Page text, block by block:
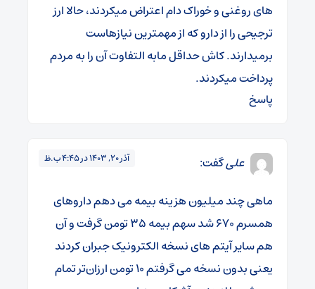
های روغنی و خوراک دام اعتراض میکردند، حالا ارز
ترجیحی را از دارو که از مهمترین نیازهاست
برمیدارند. کاش حداقل مابه التفاوت آن را به مردم
پرداخت میکردند.
پاسخ
علیگفت: آذر 20, 1403 در 4:45 ب.ظ
ماهی چند میلیون هزینه بیمه می دهم داروهای
همسرم ۶۷۰ شد سهم بیمه ۳۵ تومن گرفت و آن
هم سایر آیتم های نسخه الکترونیک جبران کردند
یعنی بدون نسخه می گرفتم ۱۰ تومن ارزان‌تر تمام